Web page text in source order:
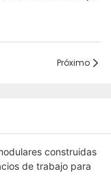
Próximo
construidas
de trabajo para